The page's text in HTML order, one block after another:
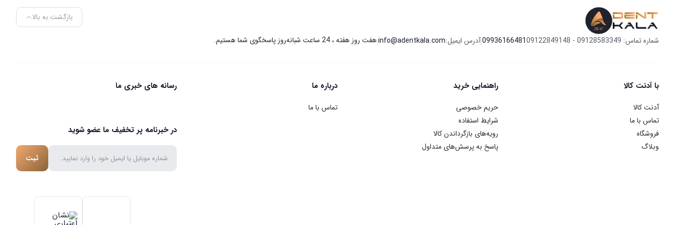
شماره تماس: 09128583349 - 09122849148 09936166481
|آدرس ایمیل:info@adentkala.com
|هفت روز هفته ، 24 ساعت شبانه‌روز پاسخگوی شما هستیم.
بازگشت به بالا
با آدنت کالا
آدنت کالا
تماس با ما
فروشگاه
وبلاگ
راهنمایی خرید
حریم خصوصی
شرایط استفاده
رویه‌های بازگرداندن کالا
پاسخ به پرسش‌های متداول
درباره ما
تماس با ما
رسانه های خبری ما
در خبرنامه پر تخفیف ما عضو شوید
ثبت